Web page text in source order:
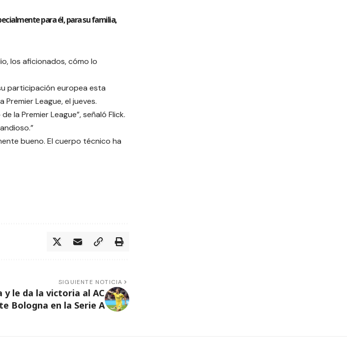
para él, para su familia,
los aficionados, cómo lo
participación europea esta
League, el jueves.
la Premier League”, señaló Flick.
bueno. El cuerpo técnico ha
SIGUIENTE NOTICIA
y le da la victoria al AC
Bologna en la Serie A